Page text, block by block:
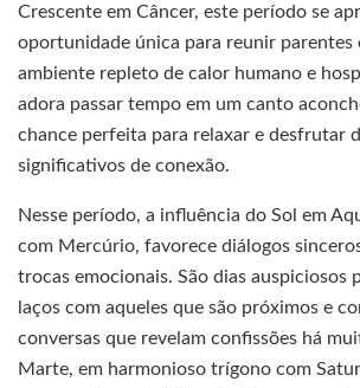
Crescente em Câncer, este período se
oportunidade única para reunir parentes
ambiente repleto de calor humano e
adora passar tempo em um canto
chance perfeita para relaxar e desfrutar
significativos de conexão.
Nesse período, a influência do Sol em
com Mercúrio, favorece diálogos
trocas emocionais. São dias auspiciosos
laços com aqueles que são próximos e
conversas que revelam confissões há
Marte, em harmonioso trígono com